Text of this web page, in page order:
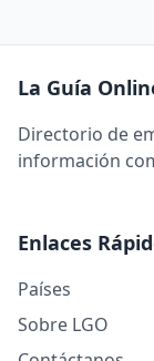
La Guía
Directorio de
información
Enlaces
Países
Sobre LGO